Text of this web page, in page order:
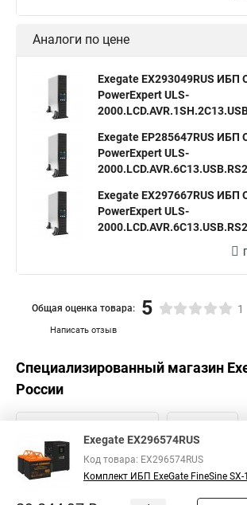
Аналоги по цене
Exegate EX293049RUS ИБП
PowerExpert ULS-
Exegate EP285647RUS ИБП
PowerExpert ULS-
Exegate EX297667RUS ИБП
PowerExpert ULS-
Написать отзыв
Общая оценка товара: 5 1
Специализированный магазин
России
Exegate EX296574RUS
Код товара: EX296574RUS
Комплект ИБП ExeGate FineSine SX-